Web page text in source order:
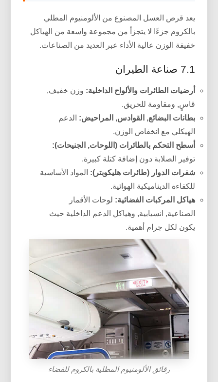
يعد قرص العسل المصنوع من الألومنيوم المطلي
بالكروم جزءًا لا يتجزأ من مجموعة واسعة من الهياكل
خفيفة الوزن عالية الأداء عبر العديد من الصناعات.
7.1 صناعة الطيران
أرضيات الطائرات والألواح الداخلية: وزن خفيف,
قاسٍ, ومقاومة للحريق.
بطانات البضائع, القوادس, المراحيض: الدعم
الهيكلي مع انخفاض الوزن.
أسطح التحكم بالطائرات (اللوحات, الجنيحات):
توفير الصلابة دون إضافة كتلة كبيرة.
شفرات الدوار (طائرات هليكوبتر): المواد الأساسية
للكفاءة الديناميكية الهوائية.
هياكل المركبات الفضائية: لوحات الأقمار
الصناعية, انسيابية, وهياكل الدعم الداخلية حيث
يكون لكل جرام أهمية.
رقائق الألومنيوم المطلية بالكروم للفضاء